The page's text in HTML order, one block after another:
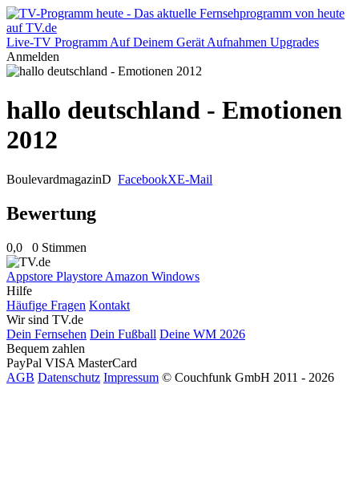
Live-TV Programm Auf Deinem Gerät Aufnahmen Upgrades
Anmelden
hallo deutschland - Emotionen
2012
BoulevardmagazinD FacebookXE-Mail
Bewertung
0,0 0 Stimmen
Appstore Playstore Amazon Windows
Hilfe
Häufige Fragen Kontakt
Wir sind TV.de
Dein Fernsehen Dein Fußball Deine WM 2026
Bequem zahlen
PayPal VISA MasterCard
AGB Datenschutz Impressum © Couchfunk GmbH 2011 - 2026